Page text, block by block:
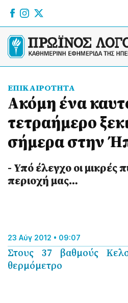
ΕΠΙΚΑΙΡΟΤΗΤΑ
Ακόμη ένα
τετραήμερο
σήμερα στην
- Υπό έλεγχο οι μικρές
περιοχή μας…
23 Αύγ 2012 • 09:07
Στους 37 βαθμούς
θερμόμετρο